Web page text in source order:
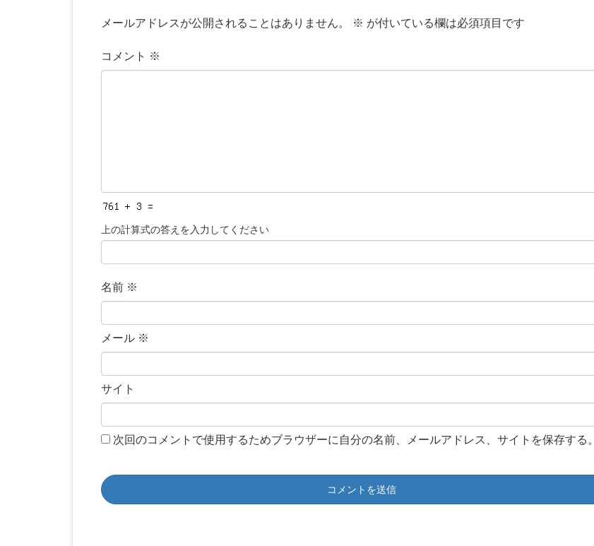
メールアドレスが公開されることはありません。 ※ が付いている欄は必須項目です
コメント ※
上の計算式の答えを入力してください
名前 ※
メール ※
サイト
次回のコメントで使用するためブラウザーに自分の名前、メールアドレス、サイトを保存する。